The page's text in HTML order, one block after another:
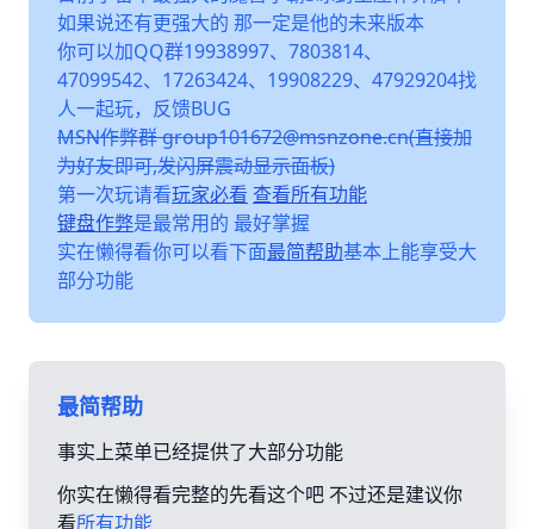
如果说还有更强大的 那一定是他的未来版本
你可以加QQ群19938997、7803814、
47099542、17263424、19908229、47929204找
人一起玩，反馈BUG
MSN作弊群 group101672@msnzone.cn(直接加
为好友即可,发闪屏震动显示面板)
第一次玩请看玩家必看 查看所有功能
键盘作弊是最常用的 最好掌握
实在懒得看你可以看下面最简帮助基本上能享受大
部分功能
最简帮助
事实上菜单已经提供了大部分功能
你实在懒得看完整的先看这个吧 不过还是建议你
看所有功能